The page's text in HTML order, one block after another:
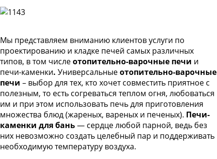
Мы представляем вниманию клиентов услуги по
проектированию и кладке печей самых различных
типов, в том числеотопительно-варочные печи и
печи-каменки. Универсальныеотопительно-варочные
печи – выбор для тех, кто хочет совместить приятное с
полезным, то есть согреваться теплом огня, любоваться
им и при этом использовать печь для приготовления
множества блюд (жареных, вареных и печеных). Печи-
каменки для бань— сердце любой парной, ведь без
них невозможно создать целебный пар и поддерживать
необходимую температуру воздуха.